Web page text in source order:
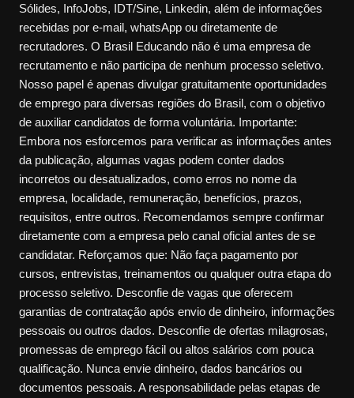
Sólides, InfoJobs, IDT/Sine, Linkedin, além de informações
recebidas por e-mail, whatsApp ou diretamente de
recrutadores. O Brasil Educando não é uma empresa de
recrutamento e não participa de nenhum processo seletivo.
Nosso papel é apenas divulgar gratuitamente oportunidades
de emprego para diversas regiões do Brasil, com o objetivo
de auxiliar candidatos de forma voluntária. Importante:
Embora nos esforcemos para verificar as informações antes
da publicação, algumas vagas podem conter dados
incorretos ou desatualizados, como erros no nome da
empresa, localidade, remuneração, benefícios, prazos,
requisitos, entre outros. Recomendamos sempre confirmar
diretamente com a empresa pelo canal oficial antes de se
candidatar. Reforçamos que: Não faça pagamento por
cursos, entrevistas, treinamentos ou qualquer outra etapa do
processo seletivo. Desconfie de vagas que oferecem
garantias de contratação após envio de dinheiro, informações
pessoais ou outros dados. Desconfie de ofertas milagrosas,
promessas de emprego fácil ou altos salários com pouca
qualificação. Nunca envie dinheiro, dados bancários ou
documentos pessoais. A responsabilidade pelas etapas de